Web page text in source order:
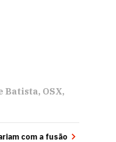
Batista OSX
com a fusão